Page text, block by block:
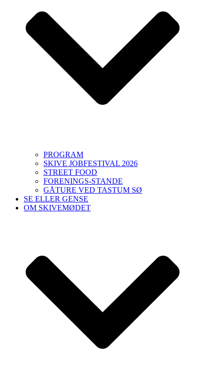
PROGRAM
SKIVE JOBFESTIVAL 2026
STREET FOOD
FORENINGS-STANDE
GÅTURE VED TASTUM SØ
SE ELLER GENSE
OM SKIVEMØDET